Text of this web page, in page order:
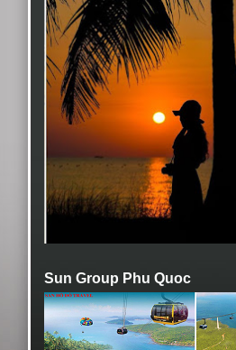
Sun Group Phu Quoc